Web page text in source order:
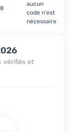
vérifiés et
aucun
code n'est
nécessaire